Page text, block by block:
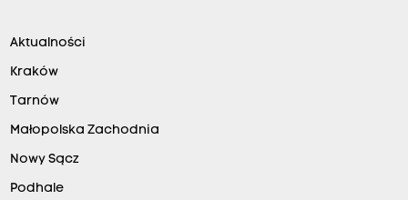
Aktualności
Kraków
Tarnów
Małopolska Zachodnia
Nowy Sącz
Podhale